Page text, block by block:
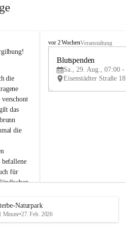
die
das
die
für
oder
Bitte
Winzer
B
e
u
e
d
vor 2 WochenVeranstaltung
Blutspenden
Sa., 29. Aug., 07:00 -
Naturpark
Minute•27. Feb. 2026